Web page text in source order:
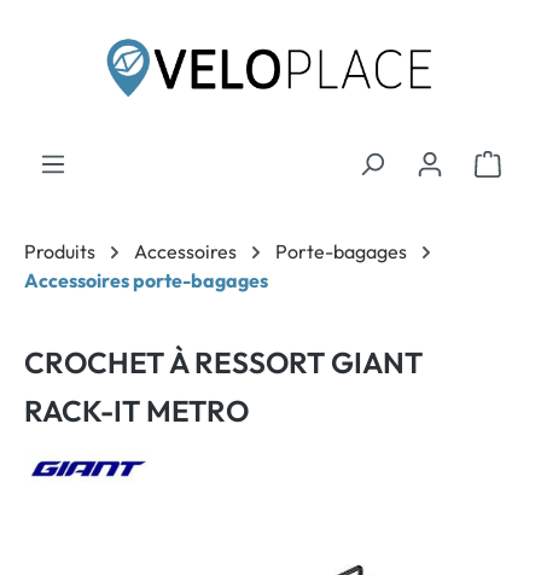
Produits Accessoires
Porte-bagages
Accessoires porte-bagages
CROCHET À RESSORT GIANT
RACK-IT METRO